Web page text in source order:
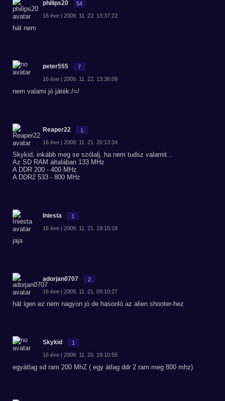
philips20 54
16 éve | 2009. 11. 22. 13:37:22
hát nem
peter555 7
16 éve | 2009. 11. 22. 13:36:09
nem valami jó játék:/=/
Reaper22 1
16 éve | 2009. 11. 21. 20:13:34
Skykid, inkább meg se szólalj, ha nem tudsz valamit...
Az SD RAM általában 133 MHz
A DDR 200 - 400 MHz
A DDR2 533 - 800 MHz
Iniesta 1
16 éve | 2009. 11. 21. 19:15:18
jaja
adorjan0707 2
16 éve | 2009. 11. 21. 09:10:27
hát igen ez nem nagyon jó de hasonló az alien shooter-hez
Skykid 1
16 éve | 2009. 11. 20. 19:10:55
egyátlag sd ram 200 MhZ ( egy átlag ddr 2 ram meg 800 mhz)